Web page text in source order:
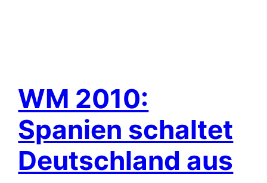
WM 2010:
Spanien schaltet
Deutschland aus